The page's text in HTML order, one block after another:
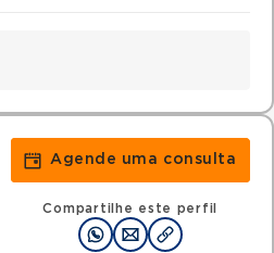
Agende uma consulta
Compartilhe este perfil